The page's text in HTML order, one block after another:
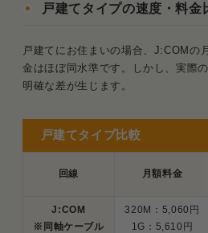
戸建てタイプの速度・料金
戸建てにお住まいの場合、J:COMの
金はほぼ同水準です。しかし、実際
明確な差が生じます。
回線 月額料金
J:COM
※同軸ケーブル
320M：5,060円
1G：5,610円
戸建てタイプ比較